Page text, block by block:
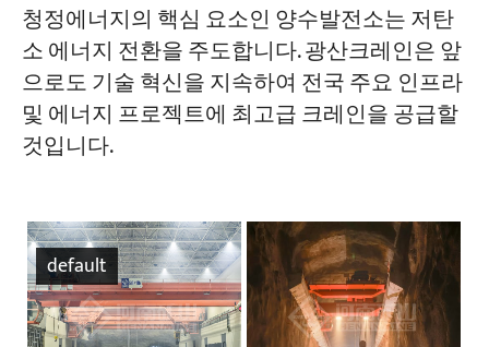
청정에너지의 핵심 요소인 양수발전소는 저탄
소 에너지 전환을 주도합니다. 광산크레인은 앞
으로도 기술 혁신을 지속하여 전국 주요 인프라
및 에너지 프로젝트에 최고급 크레인을 공급할
것입니다.
default